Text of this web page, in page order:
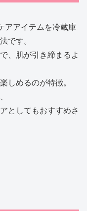
アアイテムを冷蔵庫
です。
、肌が引き締まるよ
しめるのが特徴。
としてもおすすめさ